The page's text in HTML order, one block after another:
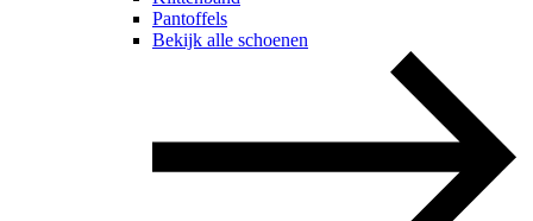
Pantoffels
Bekijk alle schoenen